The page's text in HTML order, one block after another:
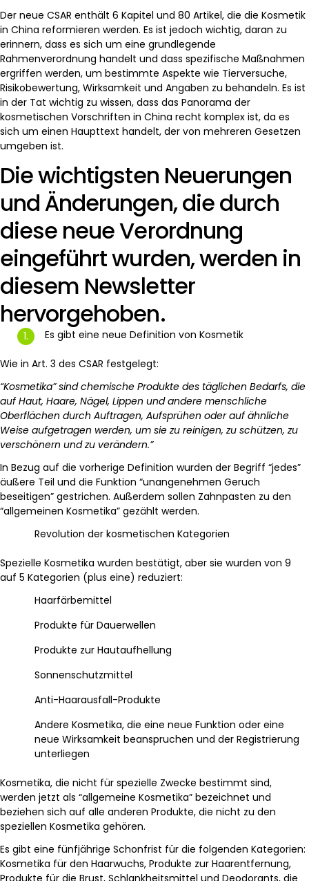
Der neue CSAR enthält 6 Kapitel und 80 Artikel, die die Kosmetik
in China reformieren werden. Es ist jedoch wichtig, daran zu
erinnern, dass es sich um eine grundlegende
Rahmenverordnung handelt und dass spezifische Maßnahmen
ergriffen werden, um bestimmte Aspekte wie Tierversuche,
Risikobewertung, Wirksamkeit und Angaben zu behandeln. Es ist
in der Tat wichtig zu wissen, dass das Panorama der
kosmetischen Vorschriften in China recht komplex ist, da es
sich um einen Haupttext handelt, der von mehreren Gesetzen
umgeben ist.
Die wichtigsten Neuerungen
und Änderungen, die durch
diese neue Verordnung
eingeführt wurden, werden in
diesem Newsletter
hervorgehoben.
Es gibt eine neue Definition von Kosmetik
Wie in Art. 3 des CSAR festgelegt:
“Kosmetika” sind chemische Produkte des täglichen Bedarfs, die
auf Haut, Haare, Nägel, Lippen und andere menschliche
Oberflächen durch Auftragen, Aufsprühen oder auf ähnliche
Weise aufgetragen werden, um sie zu reinigen, zu schützen, zu
verschönern und zu verändern.”
In Bezug auf die vorherige Definition wurden der Begriff “jedes”
äußere Teil und die Funktion “unangenehmen Geruch
beseitigen” gestrichen. Außerdem sollen Zahnpasten zu den
“allgemeinen Kosmetika” gezählt werden.
Revolution der kosmetischen Kategorien
Spezielle Kosmetika wurden bestätigt, aber sie wurden von 9
auf 5 Kategorien (plus eine) reduziert:
Haarfärbemittel
Produkte für Dauerwellen
Produkte zur Hautaufhellung
Sonnenschutzmittel
Anti-Haarausfall-Produkte
Andere Kosmetika, die eine neue Funktion oder eine
neue Wirksamkeit beanspruchen und der Registrierung
unterliegen
Kosmetika, die nicht für spezielle Zwecke bestimmt sind,
werden jetzt als “allgemeine Kosmetika” bezeichnet und
beziehen sich auf alle anderen Produkte, die nicht zu den
speziellen Kosmetika gehören.
Es gibt eine fünfjährige Schonfrist für die folgenden Kategorien:
Kosmetika für den Haarwuchs, Produkte zur Haarentfernung,
Produkte für die Brust, Schlankheitsmittel und Deodorants, die